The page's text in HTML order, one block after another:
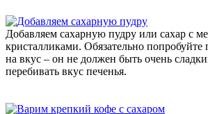
Добавляем сахарную пудру или сахар с
кристалликами. Обязательно
на вкус – он не должен быть очень
перебивать вкус печенья.